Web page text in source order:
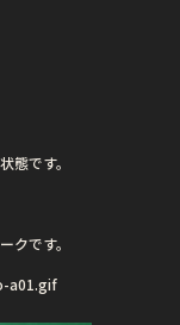
態です。
クです。